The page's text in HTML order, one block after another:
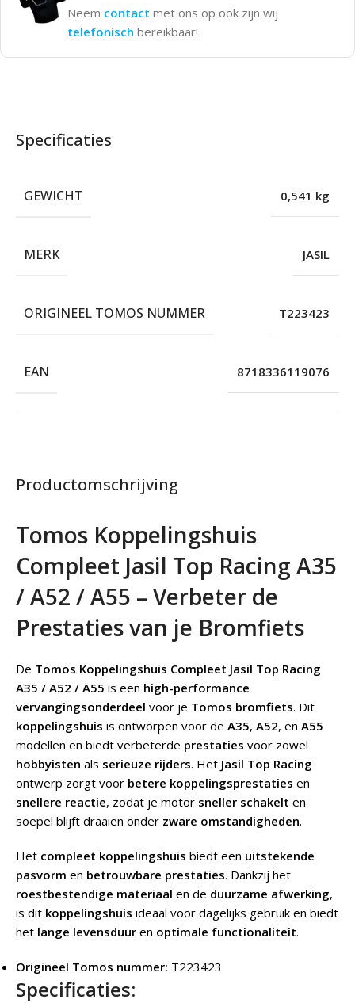
Neem contact met ons op ook zijn wij
telefonisch bereikbaar!
Productomschrijving
Tomos Koppelingshuis
Compleet Jasil Top Racing A35
/ A52 / A55 – Verbeter de
Prestaties van je Bromfiets
De Tomos Koppelingshuis Compleet Jasil Top Racing
A35 / A52 / A55 is een high-performance
vervangingsonderdeel voor je Tomos bromfiets. Dit
koppelingshuis is ontworpen voor de A35, A52, en A55
modellen en biedt verbeterde prestaties voor zowel
hobbyisten als serieuze rijders. Het Jasil Top Racing
ontwerp zorgt voor betere koppelingsprestaties en
snellere reactie, zodat je motor sneller schakelt en
soepel blijft draaien onder zware omstandigheden.
Het compleet koppelingshuis biedt een uitstekende
pasvorm en betrouwbare prestaties. Dankzij het
roestbestendige materiaal en de duurzame afwerking,
is dit koppelingshuis ideaal voor dagelijks gebruik en biedt
het lange levensduur en optimale functionaliteit.
Origineel Tomos nummer: T223423
Specificaties:
Specificaties
GEWICHT 0,541 kg
MERK JASIL
ORIGINEEL TOMOS NUMMER T223423
EAN 8718336119076